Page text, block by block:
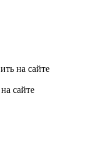
на сайте
сайте